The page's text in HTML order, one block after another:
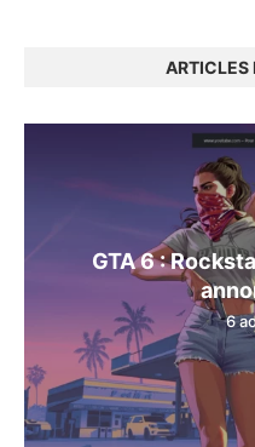
ARTICLES
GTA 6 :
6